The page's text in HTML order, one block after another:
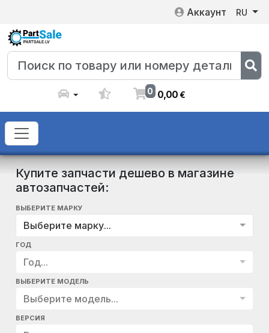
Аккаунт RU
0 0,00€
Купите запчасти дешево в магазине
автозапчастей:
ВЫБЕРИТЕ МАРКУ
Выберите марку...
ГОД
Год...
ВЫБЕРИТЕ МОДЕЛЬ
Выберите модель...
ВЕРСИЯ